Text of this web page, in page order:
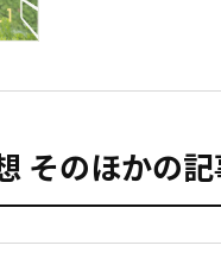
そのほかの